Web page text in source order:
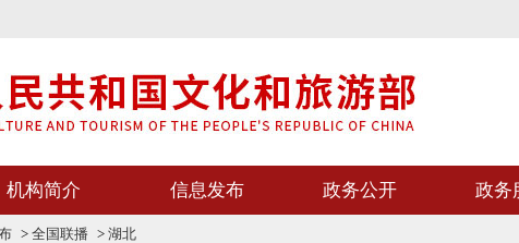
机构简介 信息发布 政务公开 政务
> 全国联播 > 湖北